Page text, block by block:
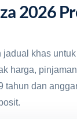
2026
jadual khas
harga,
tahun dan